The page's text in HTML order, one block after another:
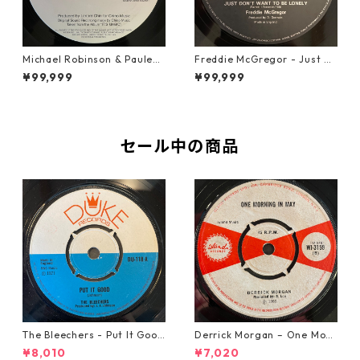
Michael Robinson & Paulene
Brown – Story Book Childre
n【12-50062】
¥99,999
Freddie McGregor - Just D
on't Want To Be Lonely【12-
50055】
¥99,999
セール中の商品
The Bleechers - Put It Good
【7-21637】
¥8,010
Derrick Morgan – One Morn
ing In May【7-21653】
¥7,020